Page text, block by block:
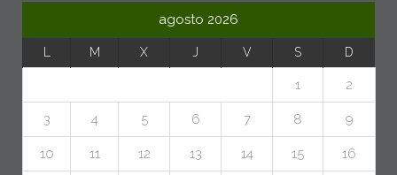
agosto 2026
L M X J V S D
1 2
3 4 5 6 7 8 9
10 11 12 13 14 15 16